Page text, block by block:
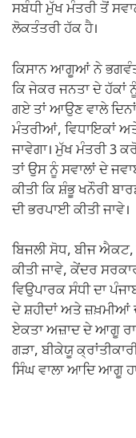
ਸਬੰਧੀ ਮੁੱਖ ਮੰਤਰੀ ਤੋਂ
ਲੋਕਤੰਤਰੀ ਹੱਕ ਹੈ।
ਕਿਸਾਨ ਆਗੂਆਂ ਨੇ ਭਗਵੰਤ
ਕਿ ਜੇਕਰ ਜਨਤਾ ਦੇ ਹੱਕਾਂ
ਗਏ ਤਾਂ ਆਉਣ ਵਾਲੇ
ਮੰਤਰੀਆਂ, ਵਿਧਾਇਕਾਂ ਅਤੇ
ਜਾਵੇਗਾ। ਮੁੱਖ ਮੰਤਰੀ 3
ਤਾਂ ਉਸ ਨੂੰ ਸਵਾਲਾਂ ਦੇ
ਕੀਤੀ ਕਿ ਸ਼ੰਭੂ ਖਨੌਰੀ
ਦੀ ਭਰਪਾਈ ਕੀਤੀ ਜਾਵੇ।
ਬਿਜਲੀ ਸੋਧ, ਬੀਜ ਐਕਟ,
ਕੀਤੀ ਜਾਵੇ, ਕੇਂਦਰ
ਵਿਉਪਾਰਕ ਸੰਧੀ ਦਾ
ਦੇ ਸ਼ਹੀਦਾਂ ਅਤੇ ਜ਼ਖ਼ਮੀਆਂ
ਏਕਤਾ ਅਜ਼ਾਦ ਦੇ ਆਗੂ
ਗੜਾ, ਬੀਕੇਯੂ
ਸਿੰਘ ਵਾਲਾ ਆਦਿ ਆਗੂ